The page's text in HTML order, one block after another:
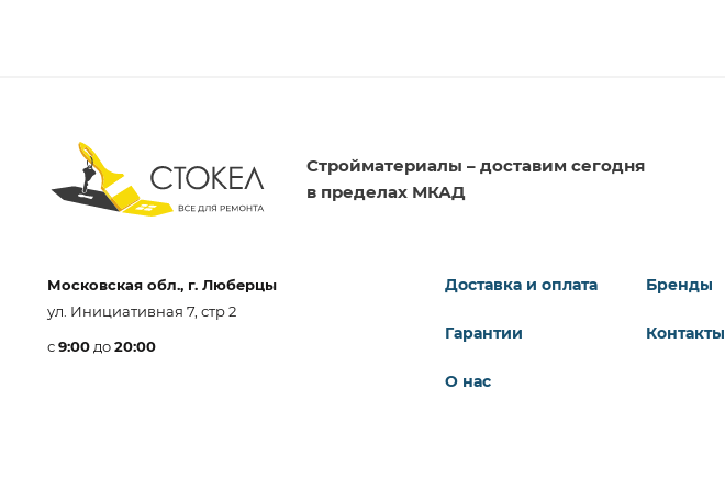
Стройматериалы – доставим сегодня
в пределах МКАД
Московская обл., г. Люберцы
ул. Инициативная 7, стр 2
с9:00 до20:00
Доставка и оплата
Гарантии
О нас
Бренды
Контакты